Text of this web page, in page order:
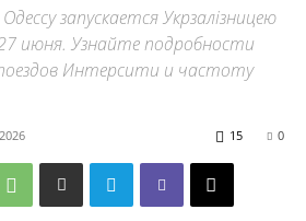
запускается Укрзалізницею
июня. Узнайте подробности
Интерсити и частоту
0
15